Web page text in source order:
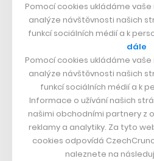
S otazníkem však je, zda toto
část uživatelů Wunderlistu
Microsoft To-Do dlouhá léta
ni nyní pod tíhou konce
nebo raději zvolí alternativu.
snažil v posledních letech své
přiblížit, což potvrzuje i to, že
Pomocí cookies ukládáme
analýze návštěvnosti našich
funkcí sociálních médií a k
dále
Pomocí cookies ukládáme
analýze návštěvnosti našich
funkcí sociálních médií a k
Informace o užívání našich
našimi obchodními partnery z
reklamy a analytiky. Za tyto
cookies odpovídá
naleznete na